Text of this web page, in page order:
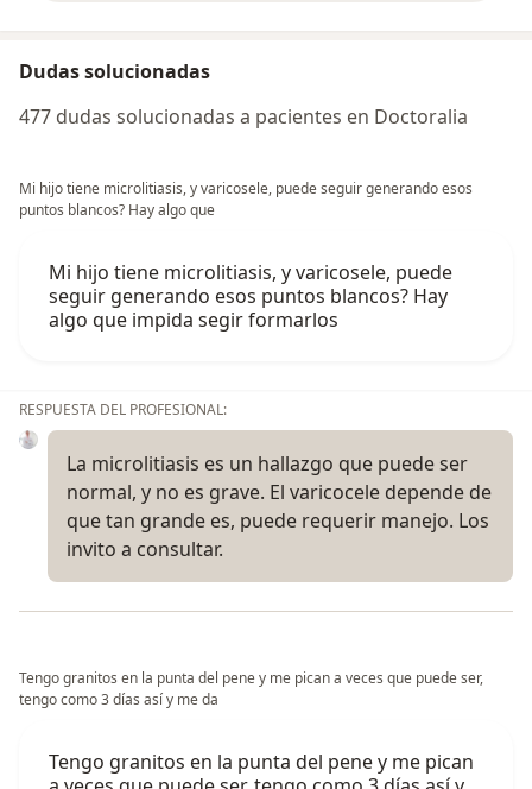
Dudas solucionadas
477 dudas solucionadas a pacientes en Doctoralia
Mi hijo tiene microlitiasis, y varicosele, puede seguir generando esos
puntos blancos? Hay algo que
Mi hijo tiene microlitiasis, y varicosele, puede
seguir generando esos puntos blancos? Hay
algo que impida segir formarlos
RESPUESTA DEL PROFESIONAL:
La microlitiasis es un hallazgo que puede ser
normal, y no es grave. El varicocele depende de
que tan grande es, puede requerir manejo. Los
invito a consultar.
Tengo granitos en la punta del pene y me pican a veces que puede ser,
tengo como 3 días así y me da
Tengo granitos en la punta del pene y me pican